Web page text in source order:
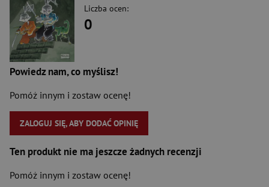
Liczba ocen:
0
Powiedz nam, co myślisz!
Pomóż innym i zostaw ocenę!
ZALOGUJ SIĘ, ABY DODAĆ OPINIĘ
Ten produkt nie ma jeszcze żadnych recenzji
Pomóż innym i zostaw ocenę!